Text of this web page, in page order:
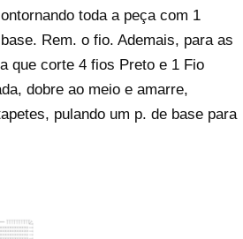
toda a peça com 1
Rem. o fio. Ademais, para as
que corte 4 fios Preto e 1 Fio
dobre ao meio e amarre,
pulando um p. de base para